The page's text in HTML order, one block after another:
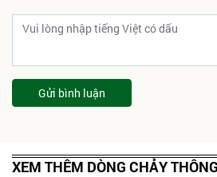
Gửi bình luận
XEM THÊM DÒNG CHẢY